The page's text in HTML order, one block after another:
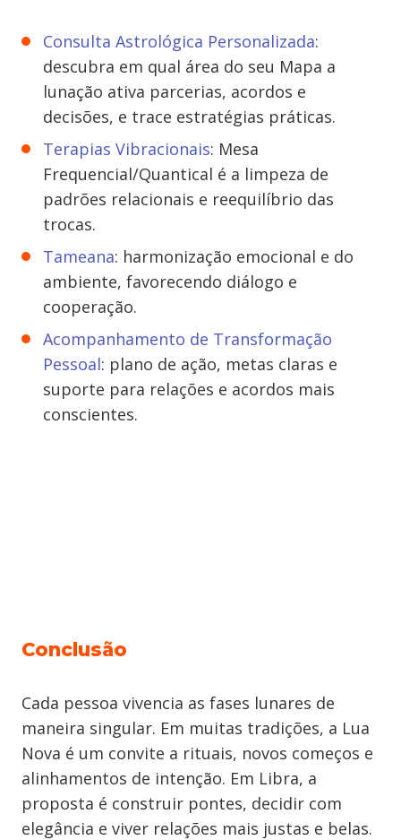
Consulta Astrológica Personalizada:
descubra em qual área do seu Mapa a
lunação ativa parcerias, acordos e
decisões, e trace estratégias práticas.
Terapias Vibracionais: Mesa
Frequencial/Quantical é a limpeza de
padrões relacionais e reequilíbrio das
trocas.
Tameana: harmonização emocional e do
ambiente, favorecendo diálogo e
cooperação.
Acompanhamento de Transformação
Pessoal: plano de ação, metas claras e
suporte para relações e acordos mais
conscientes.
Conclusão
Cada pessoa vivencia as fases lunares de
maneira singular. Em muitas tradições, a Lua
Nova é um convite a rituais, novos começos e
alinhamentos de intenção. Em Libra, a
proposta é construir pontes, decidir com
elegância e viver relações mais justas e belas.